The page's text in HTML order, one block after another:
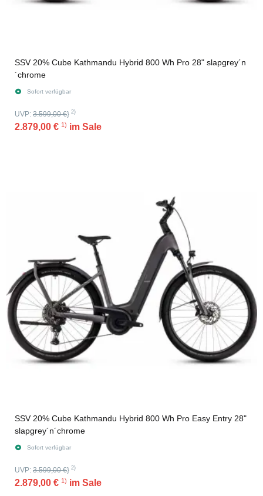
SSV 20% Cube Kathmandu Hybrid 800 Wh Pro 28" slapgrey´n
´chrome
Sofort verfügbar
UVP: 3.599,00 €} 2)
2.879,00 € 1) im Sale
SSV 20% Cube Kathmandu Hybrid 800 Wh Pro Easy Entry 28"
slapgrey´n´chrome
Sofort verfügbar
UVP: 3.599,00 €} 2)
2.879,00 € 1) im Sale